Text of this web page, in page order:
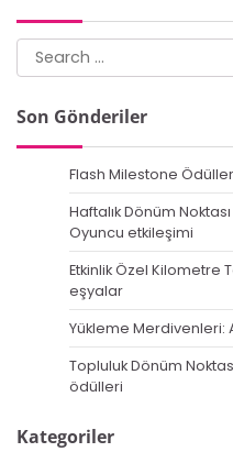
Search
for:
Son Gönderiler
Flash Milestone
Haftalık Dönüm
Oyuncu etkileşimi
Etkinlik Özel Kilometre
eşyalar
Yükleme Merdivenleri:
Topluluk Dönüm
ödülleri
Kategoriler